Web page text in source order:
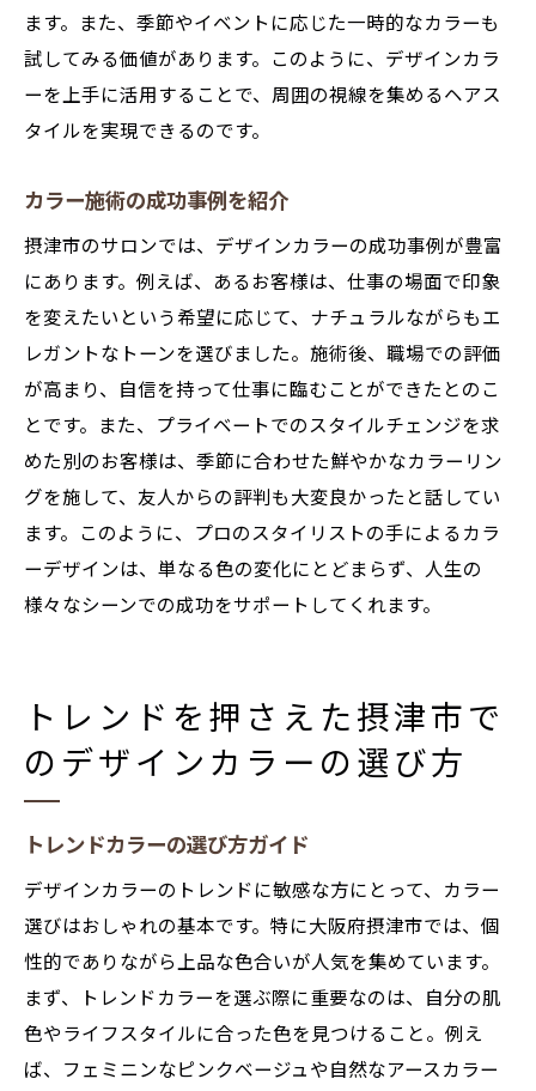
ます。また、季節やイベントに応じた一時的なカラーも
試してみる価値があります。このように、デザインカラ
ーを上手に活用することで、周囲の視線を集めるヘアス
タイルを実現できるのです。
カラー施術の成功事例を紹介
摂津市のサロンでは、デザインカラーの成功事例が豊富
にあります。例えば、あるお客様は、仕事の場面で印象
を変えたいという希望に応じて、ナチュラルながらもエ
レガントなトーンを選びました。施術後、職場での評価
が高まり、自信を持って仕事に臨むことができたとのこ
とです。また、プライベートでのスタイルチェンジを求
めた別のお客様は、季節に合わせた鮮やかなカラーリン
グを施して、友人からの評判も大変良かったと話してい
ます。このように、プロのスタイリストの手によるカラ
ーデザインは、単なる色の変化にとどまらず、人生の
様々なシーンでの成功をサポートしてくれます。
トレンドを押さえた摂津市で
のデザインカラーの選び方
トレンドカラーの選び方ガイド
デザインカラーのトレンドに敏感な方にとって、カラー
選びはおしゃれの基本です。特に大阪府摂津市では、個
性的でありながら上品な色合いが人気を集めています。
まず、トレンドカラーを選ぶ際に重要なのは、自分の肌
色やライフスタイルに合った色を見つけること。例え
ば、フェミニンなピンクベージュや自然なアースカラー